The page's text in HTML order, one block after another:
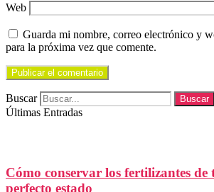
Web
Guarda mi nombre, correo electrónico y
para la próxima vez que comente.
Buscar Buscar
Últimas Entradas
Cómo conservar los fertilizantes de
perfecto estado